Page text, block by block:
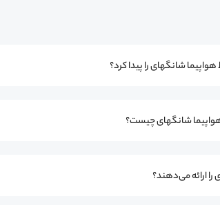
شانگهای را پیدا کرد؟
شانگهای چیست؟
را ارائه می‌دهند؟